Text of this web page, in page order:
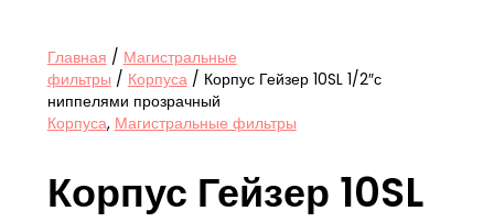
Главная / Магистральные
фильтры / Корпуса/ Корпус Гейзер 10SL 1/2″с
ниппелями прозрачный
Корпуса, Магистральные фильтры
Корпус Гейзер 10SL